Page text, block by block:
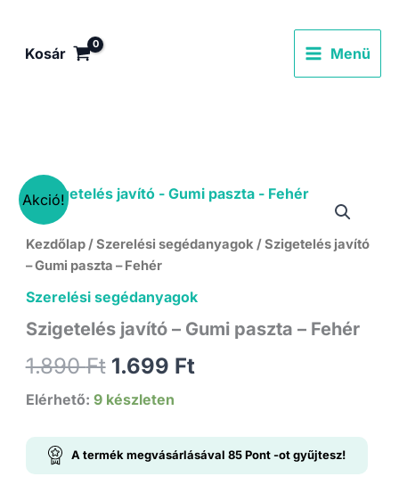
content
Kosár Menü
Akció!
Kezdőlap/Szerelési segédanyagok / Szigetelés javító
– Gumi paszta – Fehér
Szerelési segédanyagok
Szigetelés javító – Gumi paszta – Fehér
1.890Ft Original
price
was:
1.890 Ft.
1.699 FtCurrent
is:
1.699 Ft.
Elérhető: 9 készleten
A termék megvásárlásával 85Pont-ot gyűjtesz!